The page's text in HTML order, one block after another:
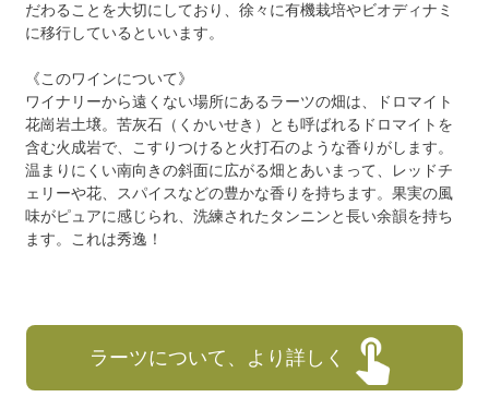
だわることを大切にしており、徐々に有機栽培やビオディナミ
に移行しているといいます。
《このワインについて》
ワイナリーから遠くない場所にあるラーツの畑は、ドロマイト
花崗岩土壌。苦灰石（くかいせき）とも呼ばれるドロマイトを
含む火成岩で、こすりつけると火打石のような香りがします。
温まりにくい南向きの斜面に広がる畑とあいまって、レッドチ
ェリーや花、スパイスなどの豊かな香りを持ちます。果実の風
味がピュアに感じられ、洗練されたタンニンと長い余韻を持ち
ます。これは秀逸！
ラーツについて、より詳しく